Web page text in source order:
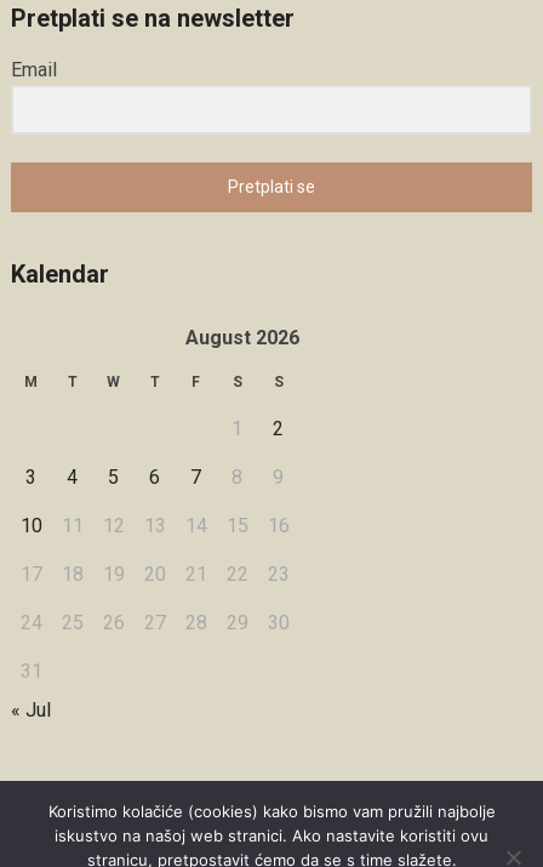
Pretplati se na newsletter
Email
Pretplati se
Kalendar
August 2026
M T W T F S S
1 2
3 4 5 6 7 8 9
10 11 12 13 14 15 16
17 18 19 20 21 22 23
24 25 26 27 28 29 30
31
« Jul
Copyright © 2026 Under Dreamskies
Koristimo kolačiće (cookies) kako bismo vam pružili najbolje
iskustvo na našoj web stranici. Ako nastavite koristiti ovu
stranicu, pretpostavit ćemo da se s time slažete.